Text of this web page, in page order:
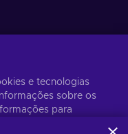
Inscrever-se
momento. Acesse
e tecnologias
sobre os
para